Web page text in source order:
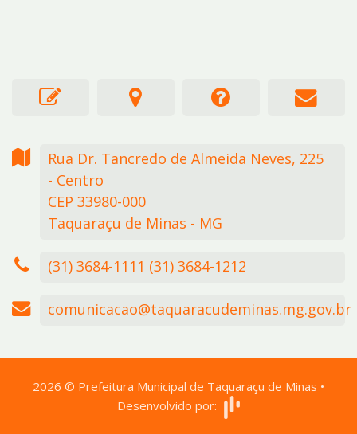
Rua Dr. Tancredo de Almeida Neves, 225
- Centro
CEP 33980-000
Taquaraçu de Minas - MG
(31) 3684-1111 (31) 3684-1212
comunicacao@taquaracudeminas.mg.gov.br
2026 © Prefeitura Municipal de Taquaraçu de Minas •
Desenvolvido por: